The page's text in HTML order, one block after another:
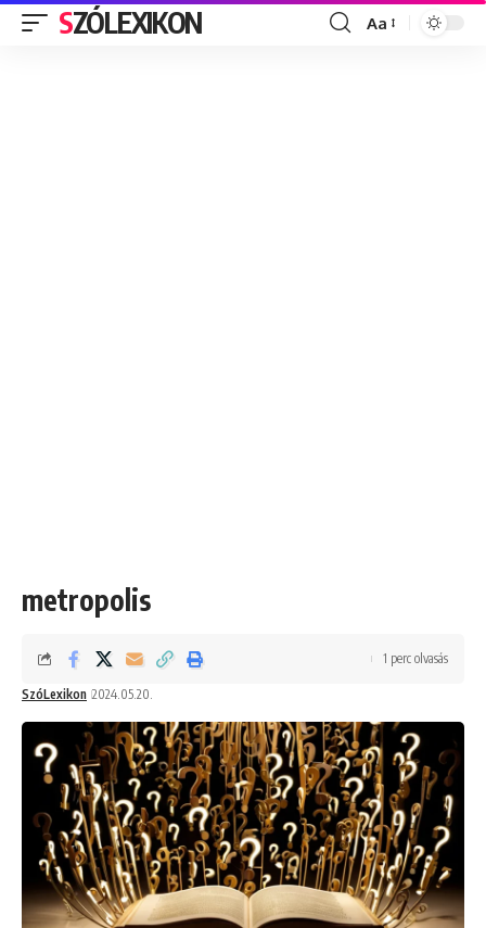
SZÓLEXIKON
Font
Aa
metropolis
SzóLexikon 2024.05.20.
1 perc olvasás